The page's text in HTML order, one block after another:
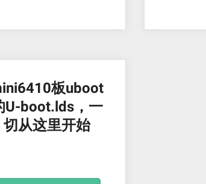
板uboot
U-boot.lds，一
切从这里开始